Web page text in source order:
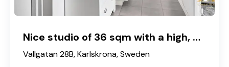
Nice studio of 36 sqm with a high, unobstructed position overlooking the courtyards
Vallgatan 28B, Karlskrona, Sweden